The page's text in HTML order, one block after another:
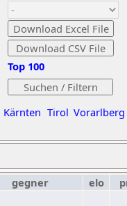
Kärnten Tirol Vorarlberg
Top 100
gegner elo